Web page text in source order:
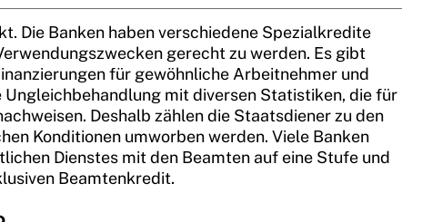
Die Banken haben verschiedene Spezialkredite
gerecht zu werden. Es gibt
für gewöhnliche Arbeitnehmer und
mit diversen Statistiken, die für
Deshalb zählen die Staatsdiener zu den
Konditionen umworben werden. Viele Banken
Dienstes mit den Beamten auf eine Stufe und
Beamtenkredit.